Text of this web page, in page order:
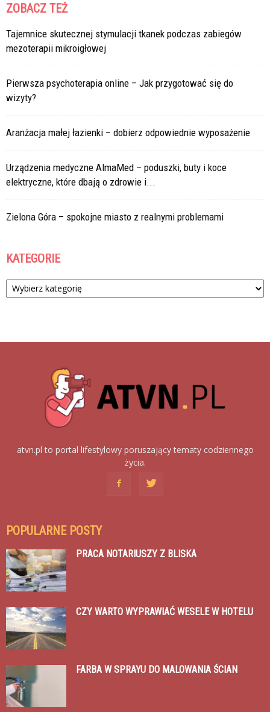
ZOBACZ TEŻ
Tajemnice skutecznej stymulacji tkanek podczas zabiegów
mezoterapii mikroigłowej
Pierwsza psychoterapia online – Jak przygotować się do
wizyty?
Aranżacja małej łazienki – dobierz odpowiednie wyposażenie
Urządzenia medyczne AlmaMed – poduszki, buty i koce
elektryczne, które dbają o zdrowie i...
Zielona Góra – spokojne miasto z realnymi problemami
KATEGORIE
Kategorie
atvn.pl to portal lifestylowy poruszający tematy codziennego
życia.
POPULARNE POSTY
PRACA NOTARIUSZY Z BLISKA
CZY WARTO WYPRAWIAĆ WESELE W HOTELU
FARBA W SPRAYU DO MALOWANIA ŚCIAN